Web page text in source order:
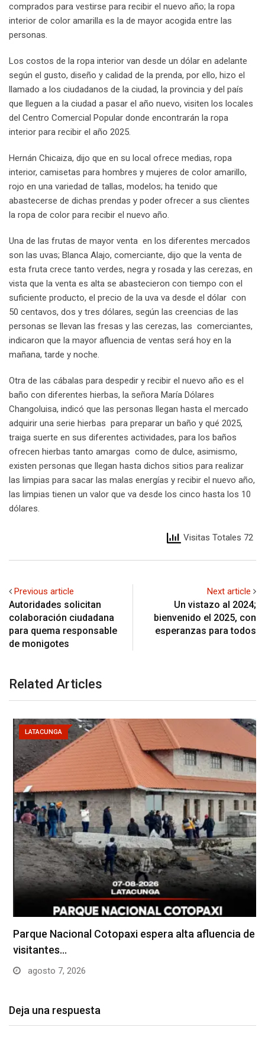
comprados para vestirse para recibir el nuevo año; la ropa
interior de color amarilla es la de mayor acogida entre las
personas.
Los costos de la ropa interior van desde un dólar en adelante
según el gusto, diseño y calidad de la prenda, por ello, hizo el
llamado a los ciudadanos de la ciudad, la provincia y del país
que lleguen a la ciudad a pasar el año nuevo, visiten los locales
del Centro Comercial Popular donde encontrarán la ropa
interior para recibir el año 2025.
Hernán Chicaiza, dijo que en su local ofrece medias, ropa
interior, camisetas para hombres y mujeres de color amarillo,
rojo en una variedad de tallas, modelos; ha tenido que
abastecerse de dichas prendas y poder ofrecer a sus clientes
la ropa de color para recibir el nuevo año.
Una de las frutas de mayor venta en los diferentes mercados
son las uvas; Blanca Alajo, comerciante, dijo que la venta de
esta fruta crece tanto verdes, negra y rosada y las cerezas, en
vista que la venta es alta se abastecieron con tiempo con el
suficiente producto, el precio de la uva va desde el dólar con
50 centavos, dos y tres dólares, según las creencias de las
personas se llevan las fresas y las cerezas, las comerciantes,
indicaron que la mayor afluencia de ventas será hoy en la
mañana, tarde y noche.
Otra de las cábalas para despedir y recibir el nuevo año es el
baño con diferentes hierbas, la señora María Dólares
Changoluisa, indicó que las personas llegan hasta el mercado
adquirir una serie hierbas para preparar un baño y qué 2025,
traiga suerte en sus diferentes actividades, para los baños
ofrecen hierbas tanto amargas como de dulce, asimismo,
existen personas que llegan hasta dichos sitios para realizar
las limpias para sacar las malas energías y recibir el nuevo año,
las limpias tienen un valor que va desde los cinco hasta los 10
dólares.
Visitas Totales 72
Previous article
Autoridades solicitan
colaboración ciudadana
para quema responsable
de monigotes
Next article
Un vistazo al 2024;
bienvenido el 2025, con
esperanzas para todos
Related Articles
LATACUNGA
Parque Nacional Cotopaxi espera alta afluencia de
visitantes…
agosto 7, 2026
Deja una respuesta